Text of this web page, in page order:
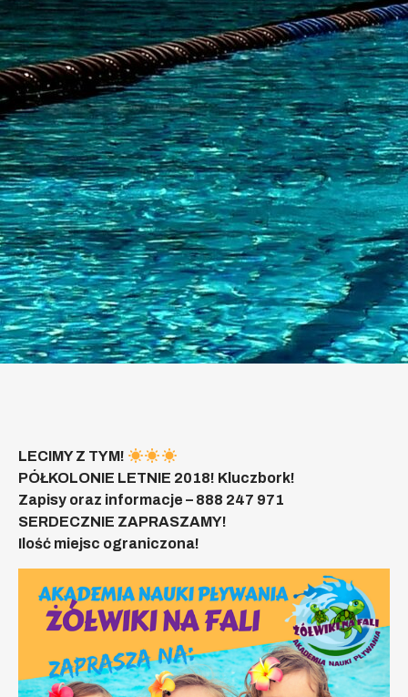
LECIMY Z TYM!
PÓŁKOLONIE LETNIE 2018! Kluczbork!
Zapisy oraz informacje – 888 247 971
SERDECZNIE ZAPRASZAMY!
Ilość miejsc ograniczona!